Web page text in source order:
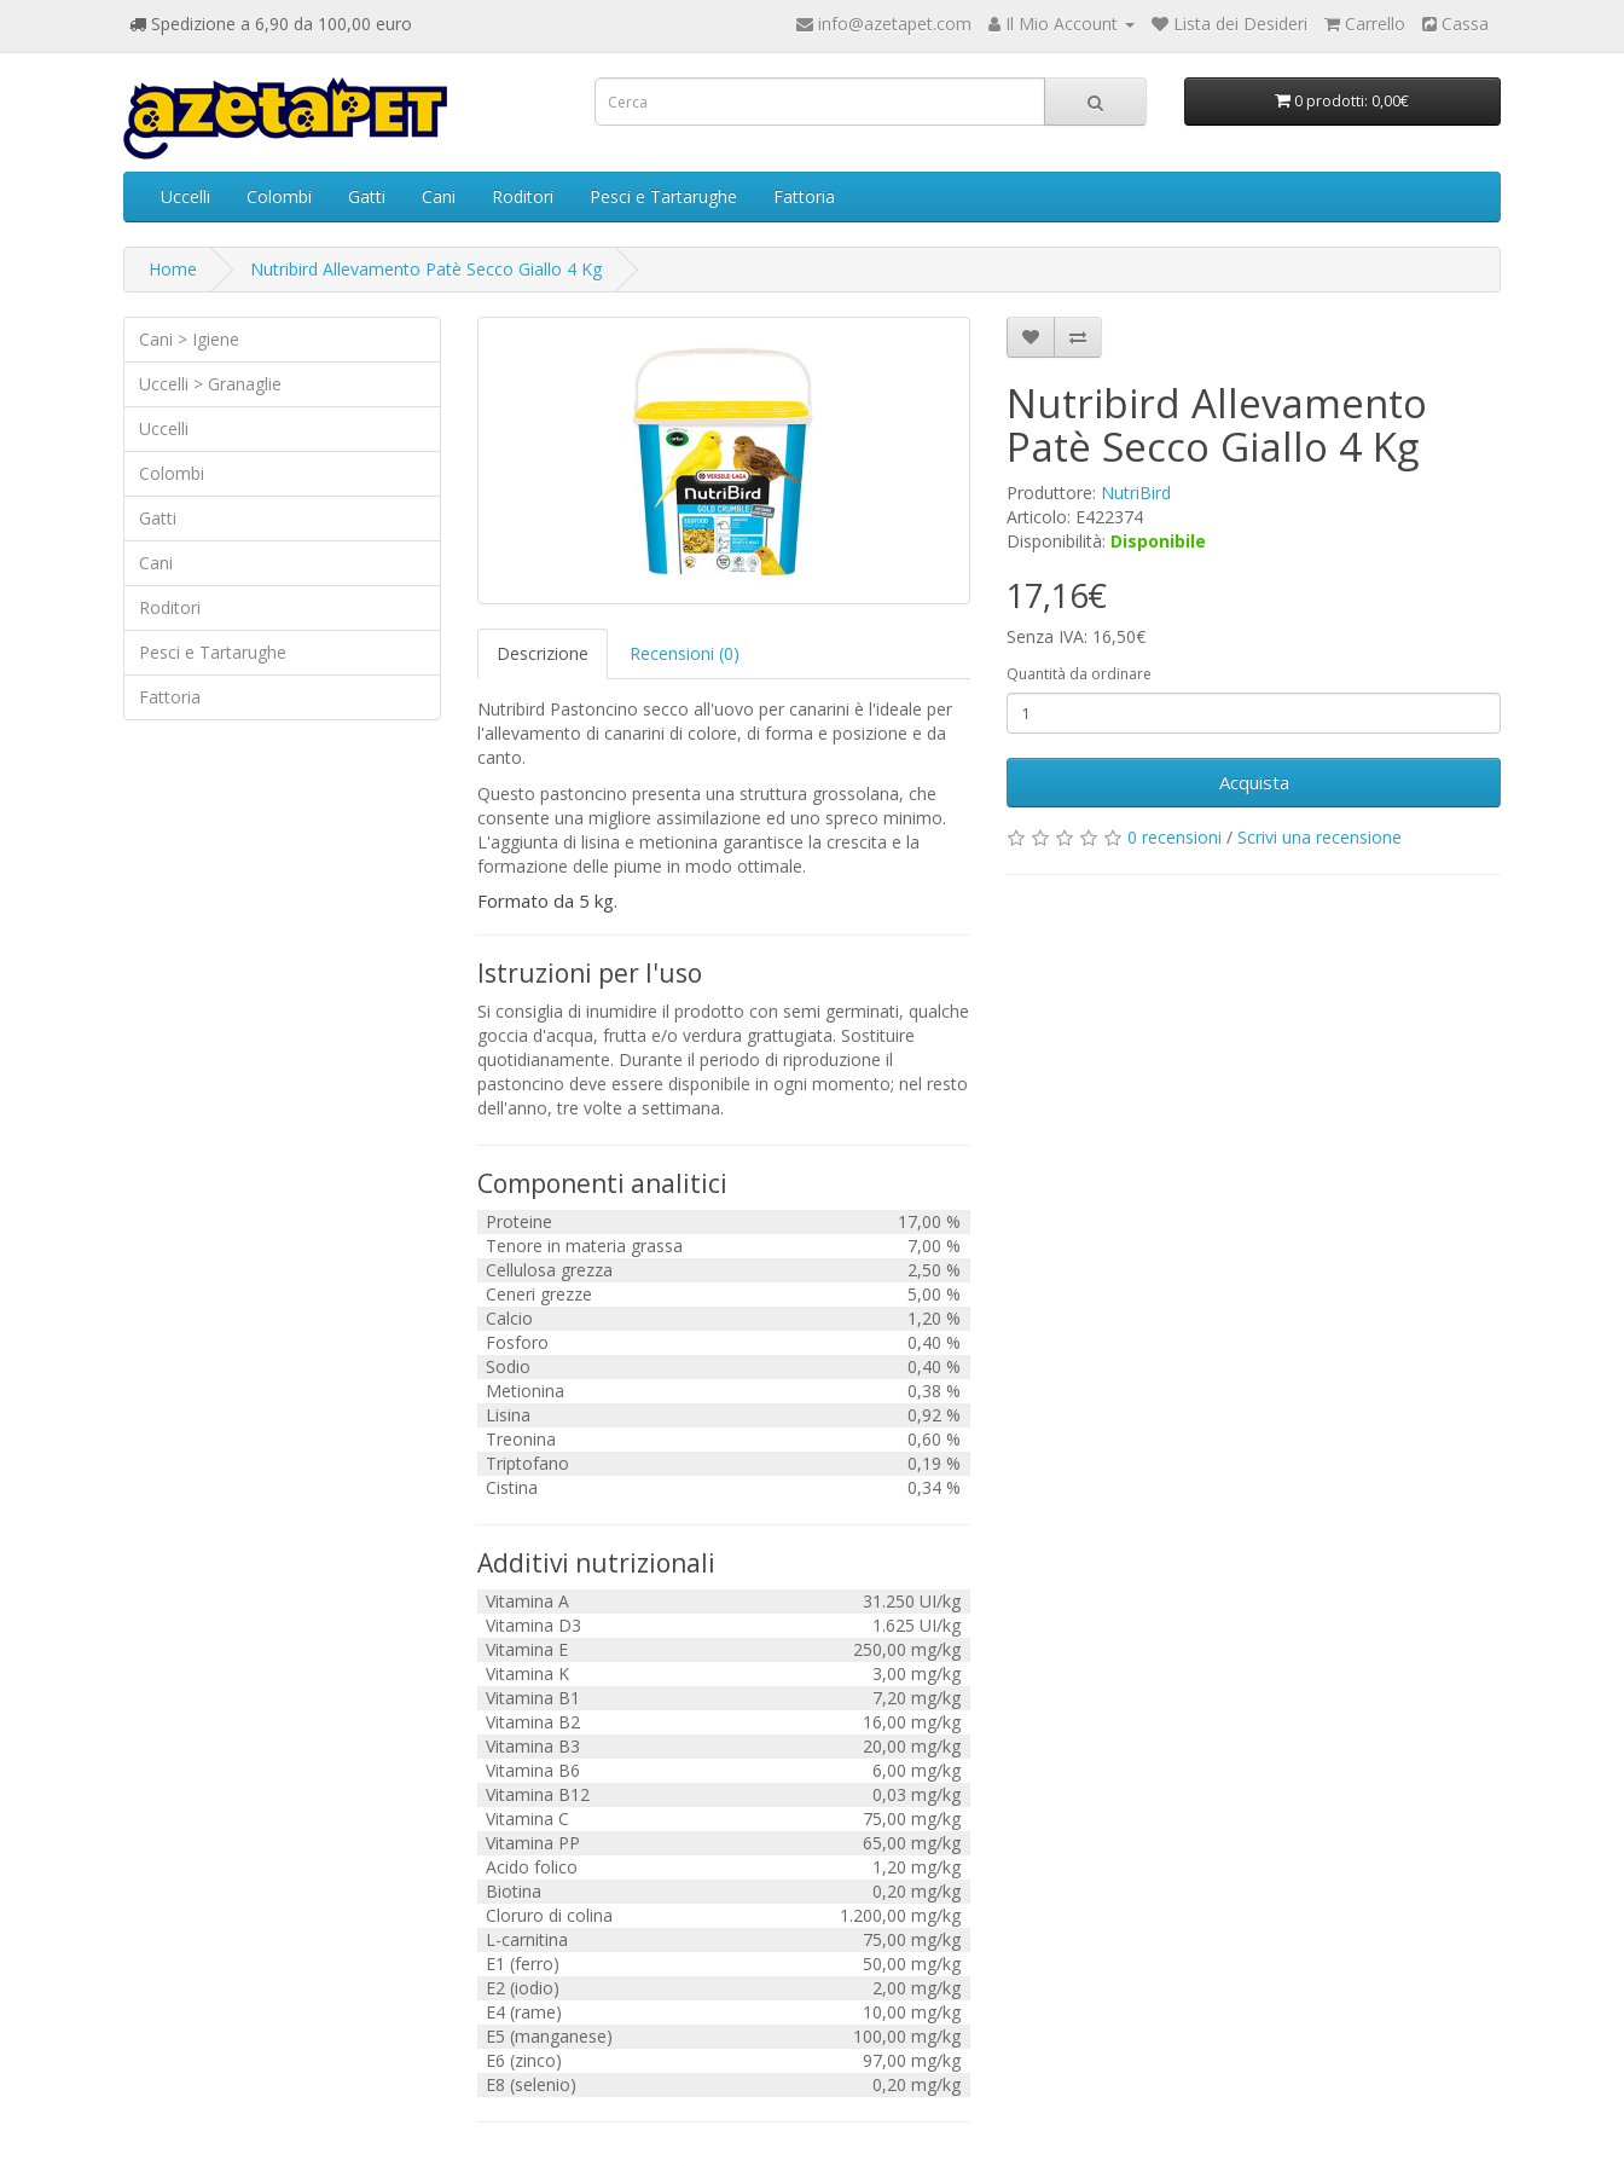
Spedizione a 6,90 da 100,00 euro info@azetapet.com Il Mio Account Lista dei Desideri Carrello Cassa
0 prodotti: 0,00€
Uccelli Colombi Gatti Cani Roditori Pesci e Tartarughe Fattoria
Home Nutribird Allevamento Patè Secco Giallo 4 Kg
Cani > Igiene
Uccelli > Granaglie
Uccelli
Colombi
Gatti
Cani
Roditori
Pesci e Tartarughe
Fattoria
Descrizione Recensioni (0)
Nutribird Pastoncino secco all'uovo per canarini è l'ideale per
l'allevamento di canarini di colore, di forma e posizione e da
canto.
Questo pastoncino presenta una struttura grossolana, che
consente una migliore assimilazione ed uno spreco minimo.
L'aggiunta di lisina e metionina garantisce la crescita e la
formazione delle piume in modo ottimale.
Formato da 5 kg.
Istruzioni per l'uso
Si consiglia di inumidire il prodotto con semi germinati, qualche
goccia d'acqua, frutta e/o verdura grattugiata. Sostituire
quotidianamente. Durante il periodo di riproduzione il
pastoncino deve essere disponibile in ogni momento; nel resto
dell'anno, tre volte a settimana.
Componenti analitici
Proteine
17,00 %
Tenore in materia grassa
7,00 %
Cellulosa grezza
2,50 %
Ceneri grezze
5,00 %
Calcio
1,20 %
Fosforo
0,40 %
Sodio
0,40 %
Metionina
0,38 %
Lisina
0,92 %
Treonina
0,60 %
Triptofano
0,19 %
Cistina
0,34 %
Additivi nutrizionali
Vitamina A
31.250 UI/kg
Vitamina D3
1.625 UI/kg
Vitamina E
250,00 mg/kg
Vitamina K
3,00 mg/kg
Vitamina B1
7,20 mg/kg
Vitamina B2
16,00 mg/kg
Vitamina B3
20,00 mg/kg
Vitamina B6
6,00 mg/kg
Vitamina B12
0,03 mg/kg
Vitamina C
75,00 mg/kg
Vitamina PP
65,00 mg/kg
Acido folico
1,20 mg/kg
Biotina
0,20 mg/kg
Cloruro di colina
1.200,00 mg/kg
L-carnitina
75,00 mg/kg
E1 (ferro)
50,00 mg/kg
E2 (iodio)
2,00 mg/kg
E4 (rame)
10,00 mg/kg
E5 (manganese)
100,00 mg/kg
E6 (zinco)
97,00 mg/kg
E8 (selenio)
0,20 mg/kg
Nutribird Allevamento
Patè Secco Giallo 4 Kg
Produttore: NutriBird
Articolo: E422374
Disponibilità: Disponibile
17,16€
Senza IVA: 16,50€
Quantità da ordinare
Acquista
0 recensioni /Scrivi una recensione